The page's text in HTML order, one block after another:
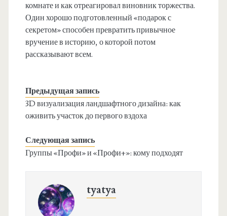
комнате и как отреагировал виновник торжества.
Один хорошо подготовленный «подарок с
секретом» способен превратить привычное
вручение в историю, о которой потом
рассказывают всем.
Предыдущая запись
3D визуализация ландшафтного дизайна: как
оживить участок до первого вздоха
Следующая запись
Группы «Профи» и «Профи+»: кому подходят
tyatya